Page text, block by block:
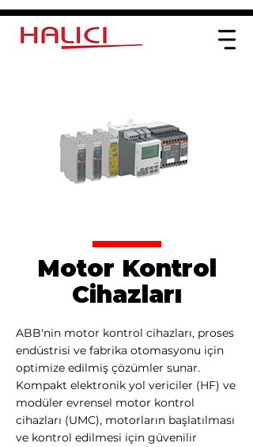
Motor Kontrol
Cihazları
ABB'nin motor kontrol cihazları, proses
endüstrisi ve fabrika otomasyonu için
optimize edilmiş çözümler sunar.
Kompakt elektronik yol vericiler (HF) ve
modüler evrensel motor kontrol
cihazları (UMC), motorların başlatılması
ve kontrol edilmesi için güvenilir